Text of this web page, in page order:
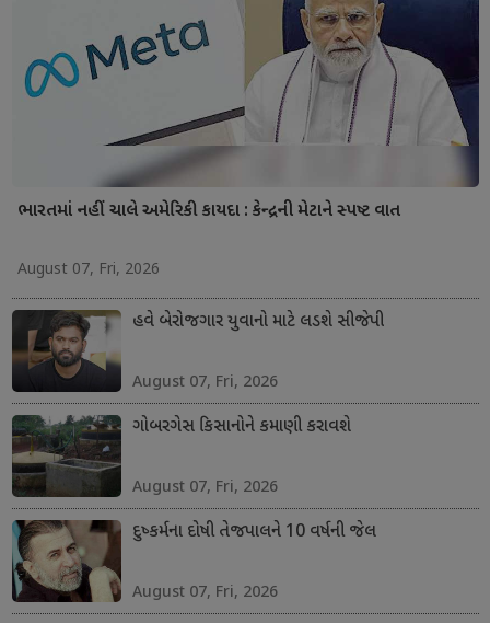
ભારતમાં નહીં ચાલે અમેરિકી કાયદા : કેન્દ્રની મેટાને સ્પષ્ટ વાત
August 07, Fri, 2026
હવે બેરોજગાર યુવાનો માટે લડશે સીજેપી
August 07, Fri, 2026
ગોબરગેસ કિસાનોને કમાણી કરાવશે
August 07, Fri, 2026
દુષ્કર્મના દોષી તેજપાલને 10 વર્ષની જેલ
August 07, Fri, 2026